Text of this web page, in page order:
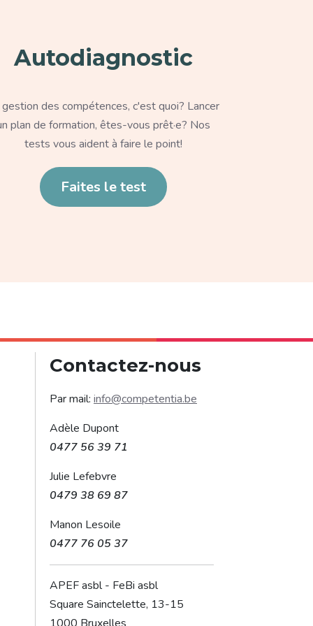
Autodiagnostic
gestion des compétences, c'est quoi? Lancer
plan de formation, êtes-vous prêt·e? Nos
tests vous aident à faire le point!
Faites le test
Contactez-nous
Par mail: info@competentia.be
Adèle Dupont
0477 56 39 71
Julie Lefebvre
0479 38 69 87
Manon Lesoile
0477 76 05 37
APEF asbl - FeBi asbl
Square Sainctelette, 13-15